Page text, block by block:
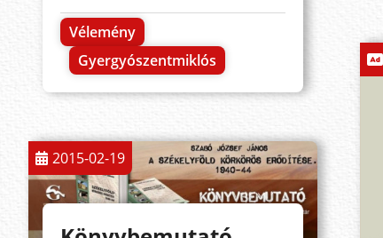
Vélemény
Gyergyószentmiklós
2015-02-19